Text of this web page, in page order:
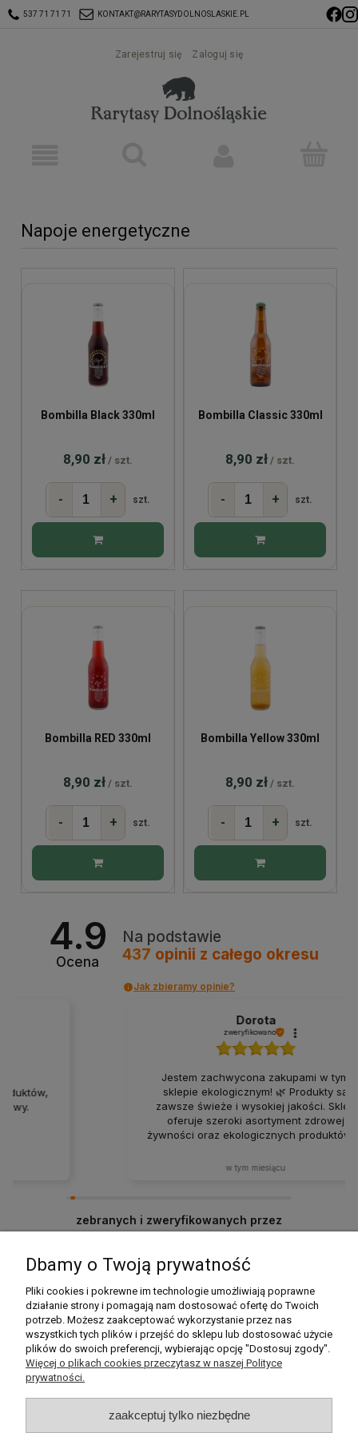
537 71 71 71 KONTAKT@RARYTASYDOLNOSLASKIE.PL
Zarejestruj się Zaloguj się
Napoje energetyczne
Bombilla Black 330ml
8,90 zł / szt.
- + szt.
Bombilla Classic 330ml
8,90 zł / szt.
- + szt.
Bombilla RED 330ml
8,90 zł / szt.
- + szt.
Bombilla Yellow 330ml
8,90 zł / szt.
- + szt.
4.9
Ocena
Na podstawie
437 opinii z całego okresu
Jak zbieramy opinie?
Jestem zachwycona zakupami w tym
sklepie ekologicznym! 🌿 Produkty są
zawsze świeże i wysokiej jakości. Sklep
oferuje szeroki asortyment zdrowej
żywności oraz ekologicznych produktów w
razem docierają w idealnym stanie. Zakupy
zebranych i zweryfikowanych przez
Moje konto
Płatności i dostawa
Informacje
Dbamy o Twoją prywatność
Pliki cookies i pokrewne im technologie umożliwiają poprawne
działanie strony i pomagają nam dostosować ofertę do Twoich
potrzeb. Możesz zaakceptować wykorzystanie przez nas
wszystkich tych plików i przejść do sklepu lub dostosować użycie
plików do swoich preferencji, wybierając opcję "Dostosuj zgody".
Więcej o plikach cookies przeczytasz w naszej Polityce
prywatności.
zaakceptuj tylko niezbędne